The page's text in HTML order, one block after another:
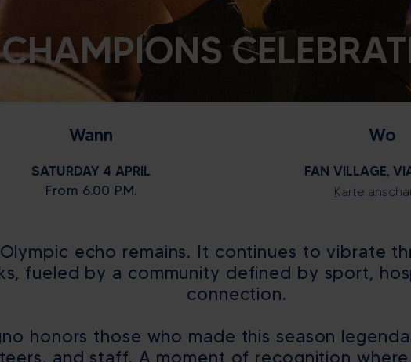
CHAMPIONS
Wann
SATURDAY 4 APRIL
From 6.00 P.M.
Wo
FAN VILLAGE,
Karte
echo remains. It continues to vibrate
fueled by a community defined by sport,
connection.
honors those who made this season
and staff. A moment of recognition